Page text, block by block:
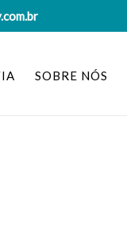
SOBRE NÓS